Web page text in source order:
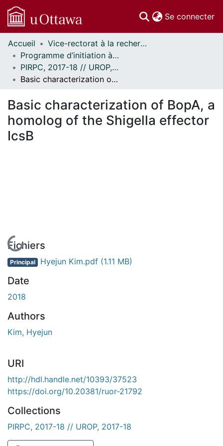
Se connecter
Communautés
et collections
Parcourir
Statistiques
À propos
Accueil
Vice-rectorat à la recherche // Office of the V-P, Research
Programme d’initiation à la recherche au premier cycle (PIRPC) // Undergraduate Research Opportunity Program (UROP)
PIRPC, 2017-18 // UROP, 2017-18
Basic characterization of BopA, a homolog of the Shigella effector IcsB
Basic characterization of BopA, a
homolog of the Shigella effector
IcsB
En cours de chargement...
Fichiers
Principal Hyejun Kim.pdf (1.11 MB)
Date
2018
Authors
Kim, Hyejun
URI
http://hdl.handle.net/10393/37523
https://doi.org/10.20381/ruor-21792
Collections
PIRPC, 2017-18 // UROP, 2017-18